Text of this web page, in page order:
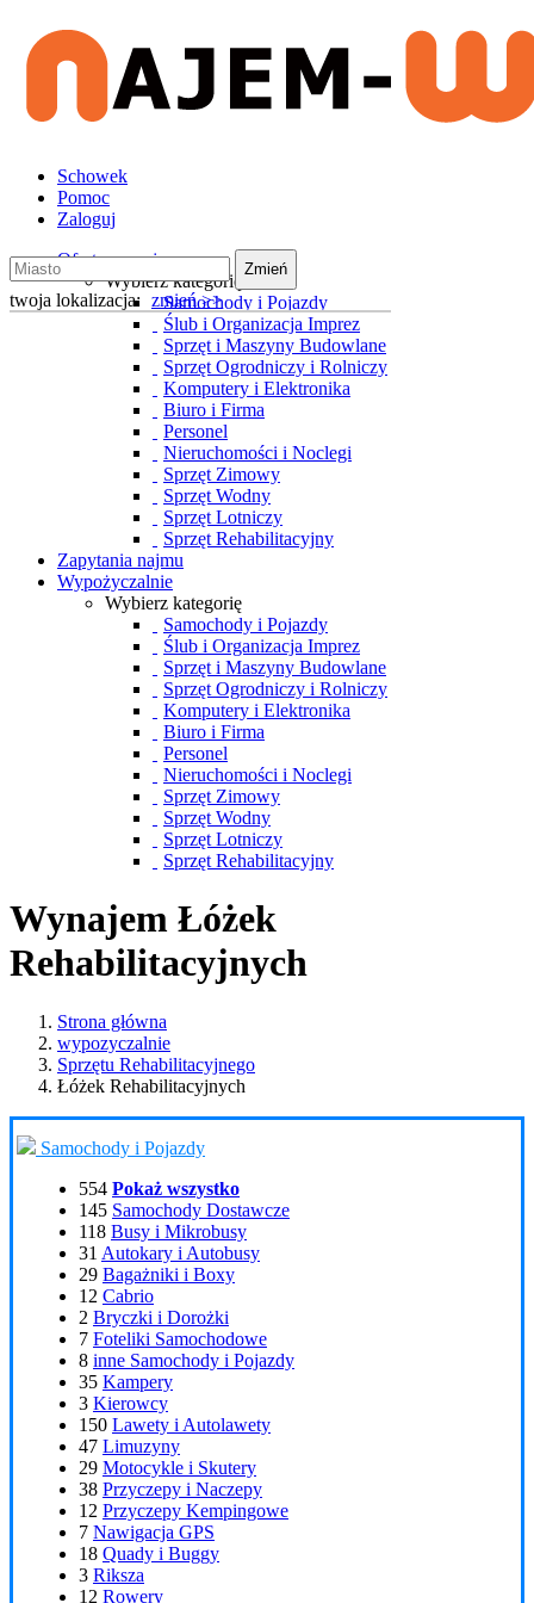
Schowek
Pomoc
Zaloguj
Zmień
twoja lokalizacja: zmień >>
Oferty wynajmu
Wybierz kategorię
Samochody i Pojazdy
Ślub i Organizacja Imprez
Sprzęt i Maszyny Budowlane
Sprzęt Ogrodniczy i Rolniczy
Komputery i Elektronika
Biuro i Firma
Personel
Nieruchomości i Noclegi
Sprzęt Zimowy
Sprzęt Wodny
Sprzęt Lotniczy
Sprzęt Rehabilitacyjny
Zapytania najmu
Wypożyczalnie
Wybierz kategorię
Samochody i Pojazdy
Ślub i Organizacja Imprez
Sprzęt i Maszyny Budowlane
Sprzęt Ogrodniczy i Rolniczy
Komputery i Elektronika
Biuro i Firma
Personel
Nieruchomości i Noclegi
Sprzęt Zimowy
Sprzęt Wodny
Sprzęt Lotniczy
Sprzęt Rehabilitacyjny
Wynajem Łóżek
Rehabilitacyjnych
Strona główna
wypozyczalnie
Sprzętu Rehabilitacyjnego
Łóżek Rehabilitacyjnych
Samochody i Pojazdy
554 Pokaż wszystko
145 Samochody Dostawcze
118 Busy i Mikrobusy
31 Autokary i Autobusy
29 Bagażniki i Boxy
12 Cabrio
2 Bryczki i Dorożki
7 Foteliki Samochodowe
8 inne Samochody i Pojazdy
35 Kampery
3 Kierowcy
150 Lawety i Autolawety
47 Limuzyny
29 Motocykle i Skutery
38 Przyczepy i Naczepy
12 Przyczepy Kempingowe
7 Nawigacja GPS
18 Quady i Buggy
3 Riksza
12 Rowery